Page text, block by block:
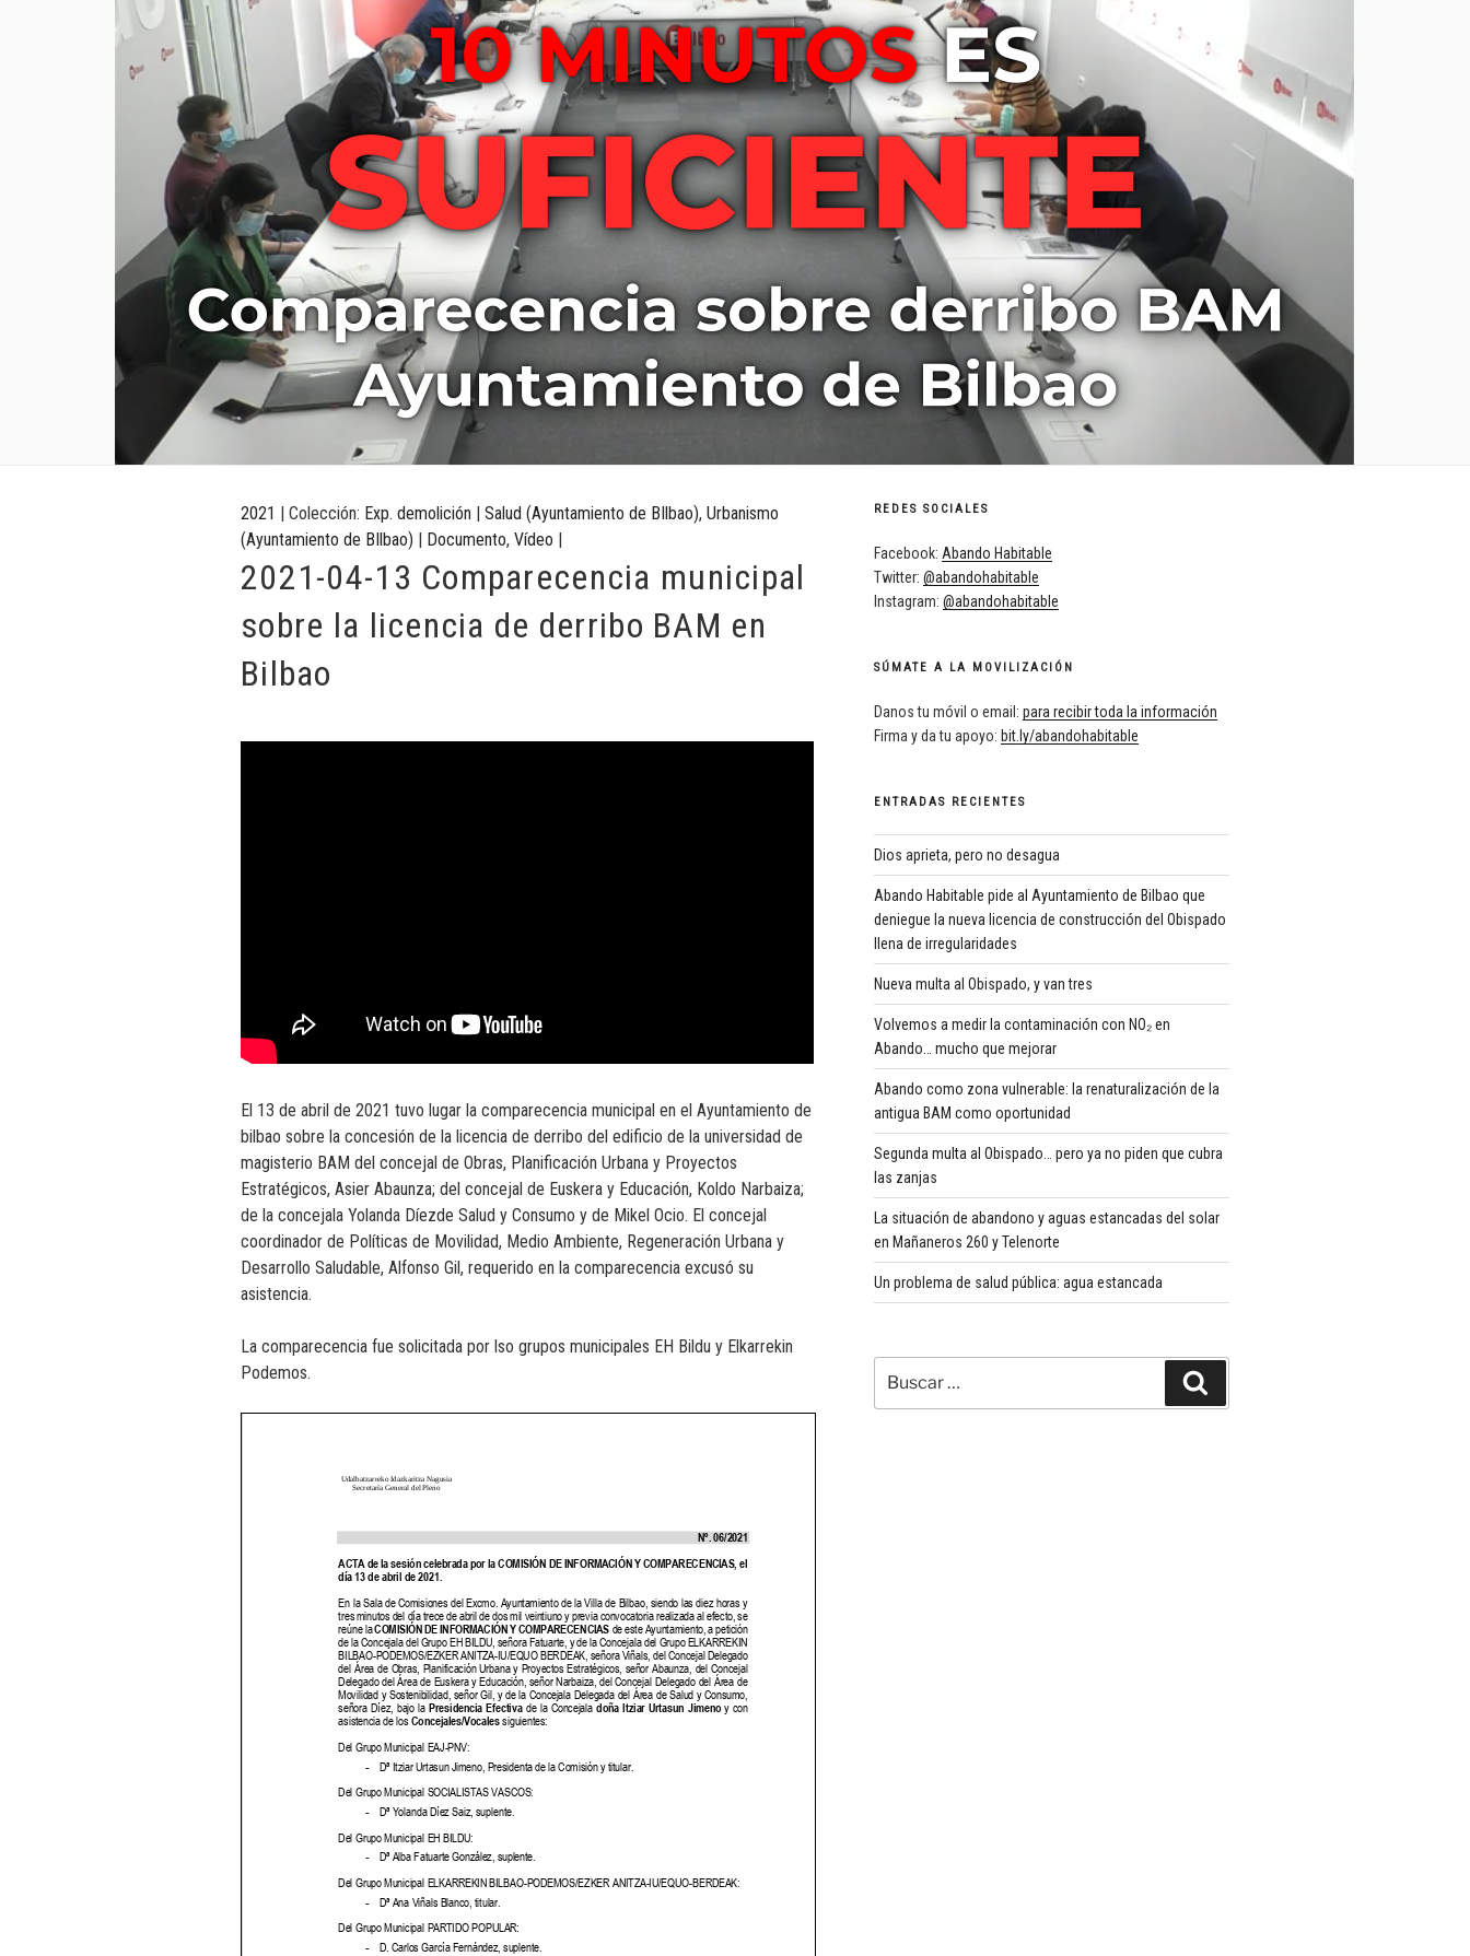
2021 | Colección: Exp. demolición | Salud (Ayuntamiento de BIlbao), Urbanismo
(Ayuntamiento de BIlbao) | Documento, Vídeo |
2021-04-13 Comparecencia municipal
sobre la licencia de derribo BAM en
Bilbao
El 13 de abril de 2021 tuvo lugar la comparecencia municipal en el Ayuntamiento de
bilbao sobre la concesión de la licencia de derribo del edificio de la universidad de
magisterio BAM del concejal de Obras, Planificación Urbana y Proyectos
Estratégicos, Asier Abaunza; del concejal de Euskera y Educación, Koldo Narbaiza;
de la concejala Yolanda Díezde Salud y Consumo y de Mikel Ocio. El concejal
coordinador de Políticas de Movilidad, Medio Ambiente, Regeneración Urbana y
Desarrollo Saludable, Alfonso Gil, requerido en la comparecencia excusó su
asistencia.
La comparecencia fue solicitada por lso grupos municipales EH Bildu y Elkarrekin
Podemos.
REDES SOCIALES
Facebook: Abando Habitable
Twitter: @abandohabitable
Instagram: @abandohabitable
SÚMATE A LA MOVILIZACIÓN
Danos tu móvil o email: para recibir toda la información
Firma y da tu apoyo: bit.ly/abandohabitable
ENTRADAS RECIENTES
Dios aprieta, pero no desagua
Abando Habitable pide al Ayuntamiento de Bilbao que
deniegue la nueva licencia de construcción del Obispado
llena de irregularidades
Nueva multa al Obispado, y van tres
Volvemos a medir la contaminación con NO₂ en
Abando… mucho que mejorar
Abando como zona vulnerable: la renaturalización de la
antigua BAM como oportunidad
Segunda multa al Obispado… pero ya no piden que cubra
las zanjas
La situación de abandono y aguas estancadas del solar
en Mañaneros 260 y Telenorte
Un problema de salud pública: agua estancada
por: